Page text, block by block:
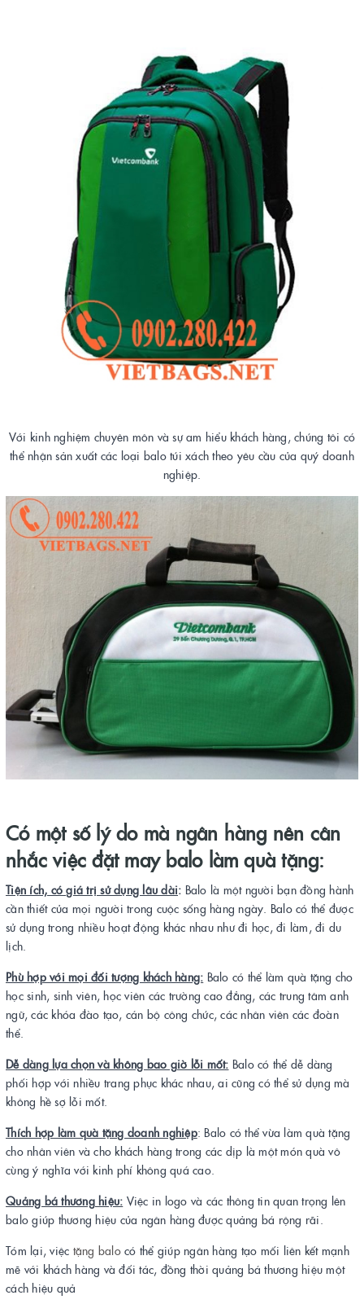
Với kinh nghiệm chuyên môn và sự am hiểu khách hàng, chúng tôi có
thể nhận sản xuất các loại balo túi xách theo yêu cầu của quý doanh
nghiệp.
Có một số lý do mà ngân hàng nên cân
nhắc việc đặt may balo làm quà tặng:
Tiện ích, có giá trị sử dụng lâu dài: Balo là một người bạn đồng hành
cần thiết của mọi người trong cuộc sống hàng ngày. Balo có thể được
sử dụng trong nhiều hoạt động khác nhau như đi học, đi làm, đi du
lịch.
Phù hợp với mọi đối tượng khách hàng: Balo có thể làm quà tặng cho
học sinh, sinh viên, học viên các trường cao đẳng, các trung tâm anh
ngữ, các khóa đào tạo, cán bộ công chức, các nhân viên các đoàn
thể.
Dễ dàng lựa chọn và không bao giờ lỗi mốt: Balo có thể dễ dàng
phối hợp với nhiều trang phục khác nhau, ai cũng có thể sử dụng mà
không hề sợ lỗi mốt.
Thích hợp làm quà tặng doanh nghiệp: Balo có thể vừa làm quà tặng
cho nhân viên và cho khách hàng trong các dịp là một món quà vô
cùng ý nghĩa với kinh phí không quá cao.
Quảng bá thương hiệu: Việc in logo và các thông tin quan trọng lên
balo giúp thương hiệu của ngân hàng được quảng bá rộng rãi.
Tóm lại, việc tặng balocó thể giúp ngân hàng tạo mối liên kết mạnh
mẽ với khách hàng và đối tác, đồng thời quảng bá thương hiệu một
cách hiệu quả